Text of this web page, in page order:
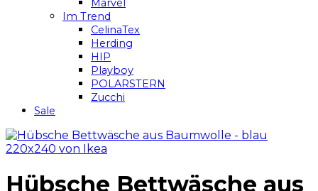
Marvel
Im Trend
CelinaTex
Herding
HIP
Playboy
POLARSTERN
Zucchi
Sale
Hübsche Bettwäsche aus